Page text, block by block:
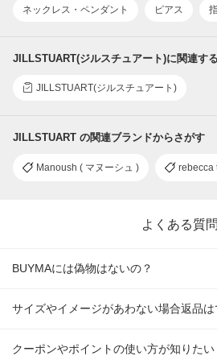
ネックレス・ペンダント ピアス
JILLSTUART(ジルスチュアート)に関連す
JILLSTUART(ジルスチュアート)
JILLSTUART の関連ブランドからさがす
Manoush ( マヌーシュ ) rebecca
よくある質問
BUYMAには偽物はないの？
サイズやイメージがあわない場合返品は
クーポンやポイントの使い方が知りたい